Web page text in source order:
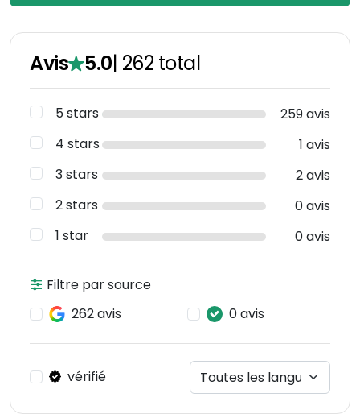
Avis 5.0| 262 total
5 stars
259 avis
4 stars
1 avis
3 stars
2 avis
2 stars
0 avis
1 star
0 avis
Filtre par source
262 avis
0 avis
vérifié